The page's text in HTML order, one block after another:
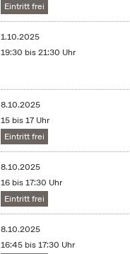
Eintritt frei
1.10.2025
19:30 bis 21:30 Uhr
8.10.2025
15 bis 17 Uhr
Eintritt frei
8.10.2025
16 bis 17:30 Uhr
Eintritt frei
8.10.2025
16:45 bis 17:30 Uhr